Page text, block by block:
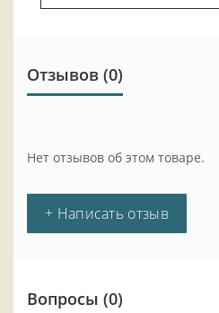
Отзывов (0)
Нет отзывов об этом товаре.
+ Написать отзыв
Вопросы (0)